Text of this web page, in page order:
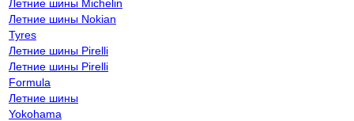
Летние шины Michelin
Летние шины Nokian
Tyres
Летние шины Pirelli
Летние шины Pirelli
Formula
Летние шины
Yokohama